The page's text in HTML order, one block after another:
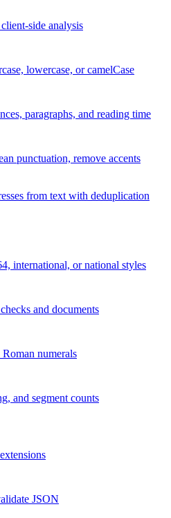
side analysis
lowercase, or camelCase
paragraphs, and reading time
punctuation, remove accents
from text with deduplication
international, or national styles
and documents
numerals
and segment counts
JSON